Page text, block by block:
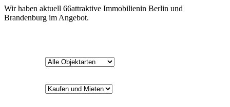
Wir haben aktuell 66attraktive Immobilienin Berlin und
Brandenburg im Angebot.